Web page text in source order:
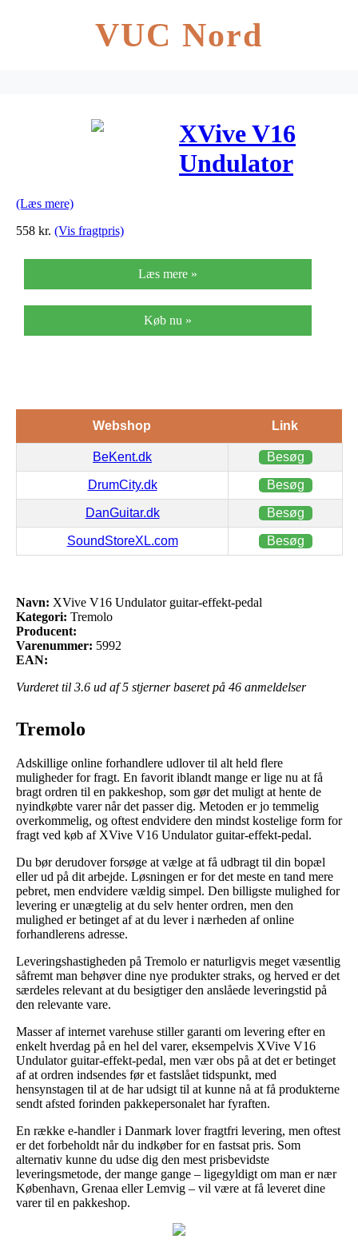
VUC Nord
XVive V16
Undulator
(Læs mere)
558 kr. (Vis fragtpris)
Læs mere »
Køb nu »
Webshop Link
BeKent.dk Besøg
DrumCity.dk Besøg
DanGuitar.dk Besøg
SoundStoreXL.com Besøg
Navn: XVive V16 Undulator guitar-effekt-pedal
Kategori: Tremolo
Producent:
Varenummer: 5992
EAN:
Vurderet til 3.6 ud af 5 stjerner baseret på 46 anmeldelser
Tremolo
Adskillige online forhandlere udlover til alt held flere
muligheder for fragt. En favorit iblandt mange er lige nu at få
bragt ordren til en pakkeshop, som gør det muligt at hente de
nyindkøbte varer når det passer dig. Metoden er jo temmelig
overkommelig, og oftest endvidere den mindst kostelige form for
fragt ved køb af XVive V16 Undulator guitar-effekt-pedal.
Du bør derudover forsøge at vælge at få udbragt til din bopæl
eller ud på dit arbejde. Løsningen er for det meste en tand mere
pebret, men endvidere vældig simpel. Den billigste mulighed for
levering er unægtelig at du selv henter ordren, men den
mulighed er betinget af at du lever i nærheden af online
forhandlerens adresse.
Leveringshastigheden på Tremolo er naturligvis meget væsentlig
såfremt man behøver dine nye produkter straks, og herved er det
særdeles relevant at du besigtiger den anslåede leveringstid på
den relevante vare.
Masser af internet varehuse stiller garanti om levering efter en
enkelt hverdag på en hel del varer, eksempelvis XVive V16
Undulator guitar-effekt-pedal, men vær obs på at det er betinget
af at ordren indsendes før et fastslået tidspunkt, med
hensynstagen til at de har udsigt til at kunne nå at få produkterne
sendt afsted forinden pakkepersonalet har fyraften.
En række e-handler i Danmark lover fragtfri levering, men oftest
er det forbeholdt når du indkøber for en fastsat pris. Som
alternativ kunne du udse dig den mest prisbevidste
leveringsmetode, der mange gange – ligegyldigt om man er nær
København, Grenaa eller Lemvig – vil være at få leveret dine
varer til en pakkeshop.